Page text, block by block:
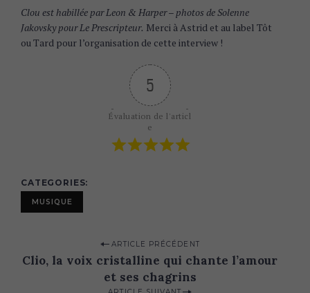
Clou est habillée par Leon & Harper – photos de Solenne
Jakovsky pour Le Prescripteur. Merci à Astrid et au label Tôt
ou Tard pour l’organisation de cette interview !
5
Évaluation de l'articl
e
CATEGORIES
MUSIQUE
o
ARTICLE PRÉCÉDENT
Clio, la voix cristalline qui chante l’amour
et ses chagrins